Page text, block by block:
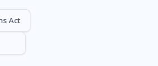
Act